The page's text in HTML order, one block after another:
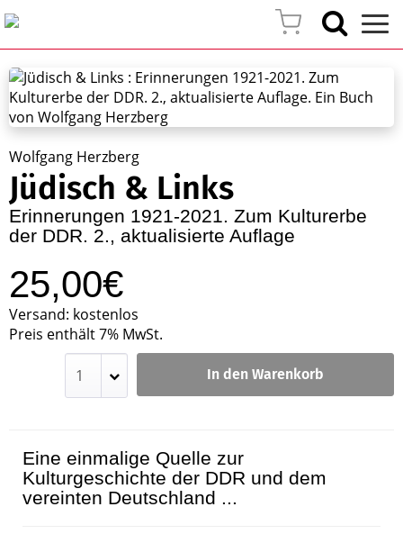
Wolfgang Herzberg
Jüdisch & Links
Erinnerungen 1921-2021. Zum Kulturerbe
der DDR. 2., aktualisierte Auflage
25,00€
Versand: kostenlos
Preis enthält 7% MwSt.
In den Warenkorb
Eine einmalige Quelle zur
Kulturgeschichte der DDR und dem
vereinten Deutschland ...